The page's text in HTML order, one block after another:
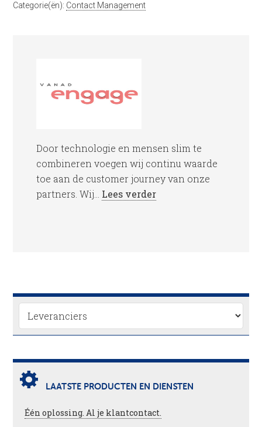
Categorie(ën): Contact Management
Door technologie en mensen slim te
combineren voegen wij continu waarde
toe aan de customer journey van onze
partners. Wij... Lees verder
LAATSTE PRODUCTEN EN DIENSTEN
Één oplossing. Al je klantcontact.